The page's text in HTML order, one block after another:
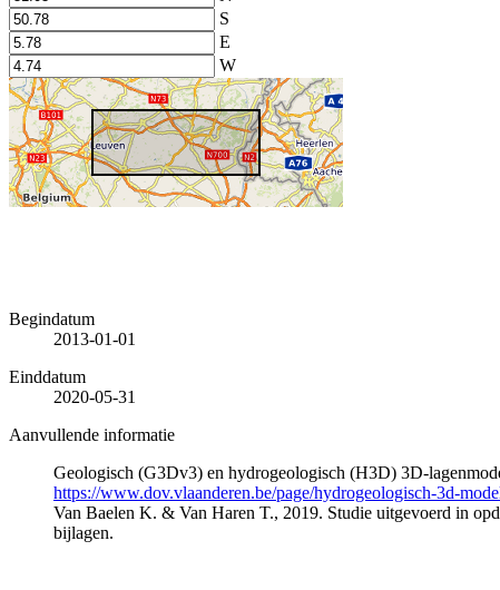
S
E
W
Begindatum
2013-01-01
Einddatum
2020-05-31
Aanvullende informatie
Geologisch (G3Dv3) en hydrogeologisch (H3D) 3D-
https://www.dov.vlaanderen.be/page/hydrogeologisch-3d-
Van Baelen K. & Van Haren T., 2019. Studie uitgevoerd in
bijlagen.